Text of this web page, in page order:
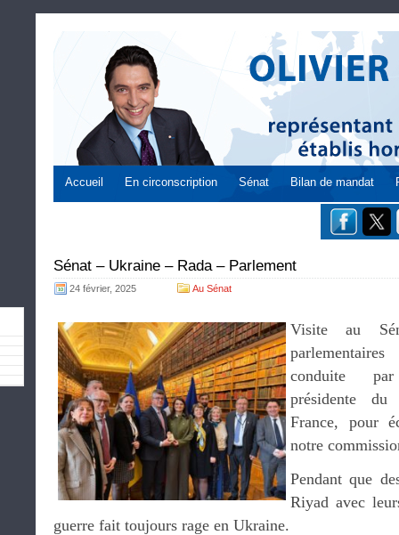
Accueil En circonscription Sénat Bilan de mandat
Sénat – Ukraine – Rada – Parlement
24 février, 2025 Au Sénat
Visite au
conduite
présidente du
France, pour
notre
Pendant que
Riyad avec
guerre fait toujours rage en Ukraine.